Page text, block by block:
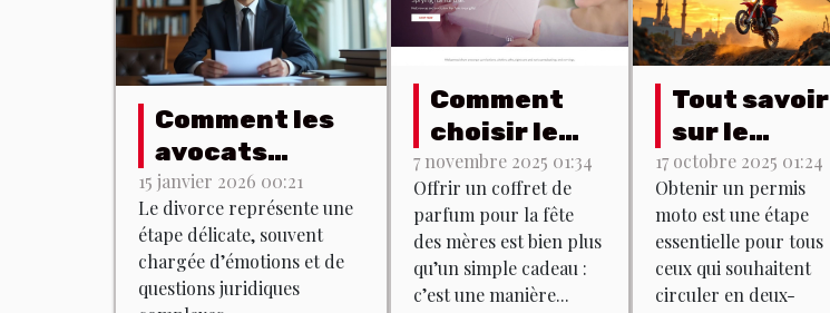
Comment les
avocats
spécialisés
accompagnent
dans les
procédures de
15 janvier 2026 00:21
Le divorce représente une
étape délicate, souvent
chargée d’émotions et de
questions juridiques
Comment
choisir le
coffret de
parfum
idéal pour la
fête des
mères ?
7 novembre 2025 01:34
Offrir un coffret de
parfum pour la fête
des mères est bien plus
qu’un simple cadeau :
c’est une manière...
Tout savoir
sur le
permis moto
: formation
et examen
17 octobre 2025 01:24
Obtenir un permis
moto est une étape
essentielle pour tous
ceux qui souhaitent
circuler en deux-